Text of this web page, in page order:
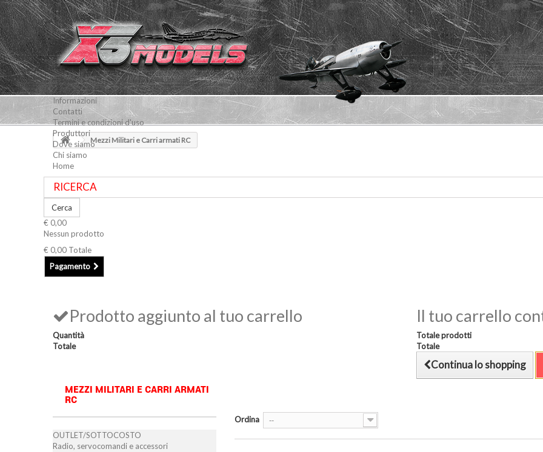
Informazioni
Contatti
Termini e condizioni d'uso
Produttori
Dove siamo
Chi siamo
Home
Cerca
€ 0,00
Nessun prodotto
€ 0,00 Totale
Pagamento
Prodotto aggiunto al tuo carrello
Quantità
Totale
Il tuo carrello
Totale prodotti
Totale
Continua lo shopping
Mezzi Militari e Carri armati RC
MEZZI MILITARI E CARRI ARMATI
RC
OUTLET/SOTTOCOSTO
Radio, servocomandi e accessori
Ordina --